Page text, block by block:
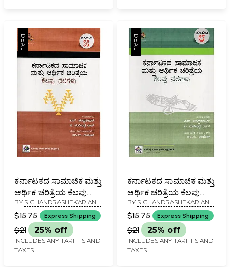
ಕರ್ನಾಟಕದ ಸಾಮಾಜಿಕ ಮತ್ತು
ಆರ್ಥಿಕ ಚರಿತ್ರೆಯ ಕೆಲವು
ನೆಲೆಗಳು- Karnatakadha
Samajika Mathu
Arthika Charithreya
Kelavu Nelegalu:
Volume-5 in Kannada
BY S. CHANDRASHEKAR AND
B. SURENDRA RAO
$15.75 Express Shipping
$21 25% off
INCLUDES ANY TARIFFS AND
TAXES
ಕರ್ನಾಟಕದ ಸಾಮಾಜಿಕ ಮತ್ತು
ಆರ್ಥಿಕ ಚರಿತ್ರೆಯ ಕೆಲವು
ನೆಲೆಗಳು- Karnatakadha
Samajika Mathu
Arthika Charithreya
Kelavu Nelegalu:
Volume-8 in Kannada
BY S. CHANDRASHEKAR AND
B. SURENDRA RAO
$15.75 Express Shipping
$21 25% off
INCLUDES ANY TARIFFS AND
TAXES